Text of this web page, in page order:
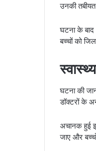
उनकी
घटना के
बच्चों को
घटना की
डॉक्टरों के
अचानक हुई
जाए और